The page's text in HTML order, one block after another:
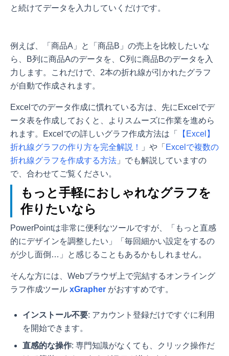
と続けてデータを入力していくだけです。
例えば、「商品A」と「商品B」の売上を比較したいな
ら、B列に商品Aのデータを、C列に商品Bのデータを入
力します。これだけで、2本の折れ線が引かれたグラフ
が自動で作成されます。
Excelでのデータ作成に慣れている方は、先にExcelでデ
ータ表を作成しておくと、よりスムーズに作業を進めら
れます。Excelでの詳しいグラフ作成方法は「
【Excel】
折れ線グラフの作り方を完全解説！
」や「 Excelで複数の
折れ線グラフを作成する方法 」でも解説していますの
で、合わせてご覧ください。
もっと手軽におしゃれなグラフを
作りたいなら
PowerPointは非常に便利なツールですが、「もっと直感
的にデザインを調整したい」「毎回細かい設定をするの
が少し面倒…」と感じることもあるかもしれません。
そんな方には、Webブラウザ上で完結するオンライング
ラフ作成ツール xGrapher がおすすめです。
インストール不要: アカウント登録だけですぐに利用
を開始できます。
直感的な操作: 専門知識がなくても、クリック操作だ